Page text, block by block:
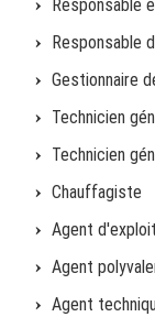
Responsable
Responsable
Gestionnaire
Technicien
Technicien
Chauffagiste
Agent
Agent
Agent